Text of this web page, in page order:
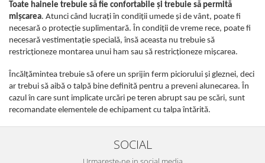
Pantofi
Sandale
Toate hainele trebuie să fie confortabile şi trebuie să permită
mişcarea. Atunci când lucraţi în condiţii umede şi de vânt, poate fi
necesară o protecţie suplimentară. În condiţii de vreme rece, poate fi
necesară vestimentaţie specială, însă aceasta nu trebuie să
restricţioneze montarea unui ham sau să restricţioneze mişcarea.
Încălţămintea trebuie să ofere un sprijin ferm piciorului şi gleznei, deci
ar trebui să aibă o talpă bine definită pentru a preveni alunecarea. În
cazul în care sunt implicate urcări pe teren abrupt sau pe scări, sunt
recomandate elementele de echipament cu talpa întărită.
SOCIAL